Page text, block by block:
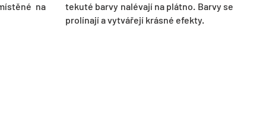
na
tekuté barvy nalévají na plátno. Barvy se
prolínají a vytvářejí krásné efekty.